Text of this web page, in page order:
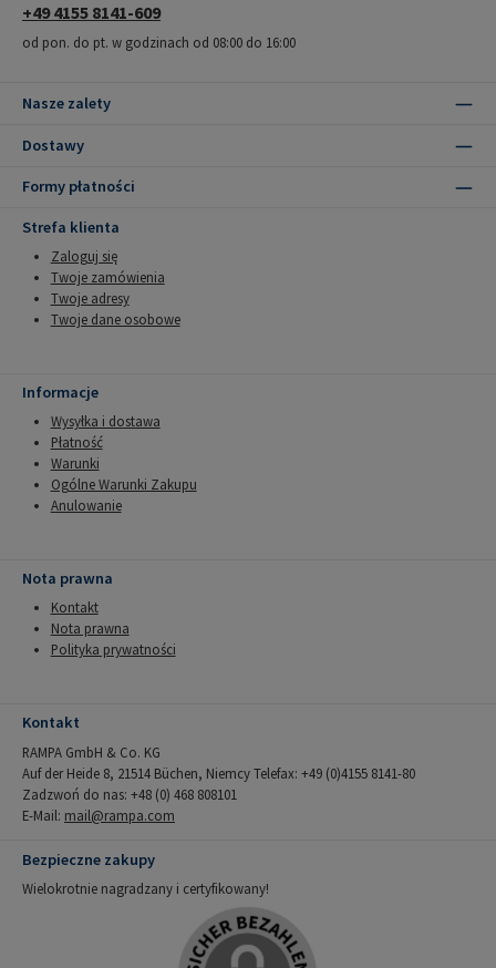
+49 4155 8141-609
od pon. do pt. w godzinach od 08:00 do 16:00
Nasze zalety
Dostawy
Formy płatności
Strefa klienta
Zaloguj się
Twoje zamówienia
Twoje adresy
Twoje dane osobowe
Informacje
Wysyłka i dostawa
Płatność
Warunki
Ogólne Warunki Zakupu
Anulowanie
Nota prawna
Kontakt
Nota prawna
Polityka prywatności
Kontakt
RAMPA GmbH & Co. KG
Auf der Heide 8, 21514 Büchen, Niemcy Telefax: +49 (0)4155 8141-80
Zadzwoń do nas: +48 (0) 468 808101
E-Mail: mail@rampa.com
Bezpieczne zakupy
Wielokrotnie nagradzany i certyfikowany!